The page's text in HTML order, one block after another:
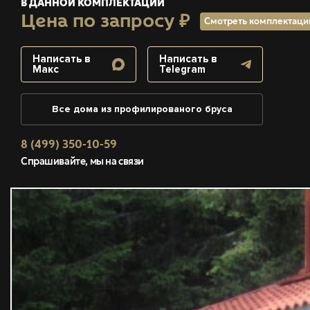
В ДАННОЙ КОМПЛЕКТАЦИИ
Цена по запросу ₽ Смотреть
Написать в
Макс
Написать в
Telegram
Все дома из профилированого бруса
8 (499) 350-10-59
Спрашивайте, мы на связи